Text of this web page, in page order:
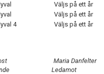
Väljs på ett år
Väljs på ett år
4 Väljs på ett år
Maria Danfelter
Ledamot